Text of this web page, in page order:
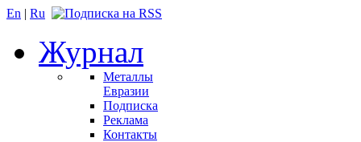
En | Ru
Журнал
Металлы
Евразии
Подписка
Реклама
Контакты